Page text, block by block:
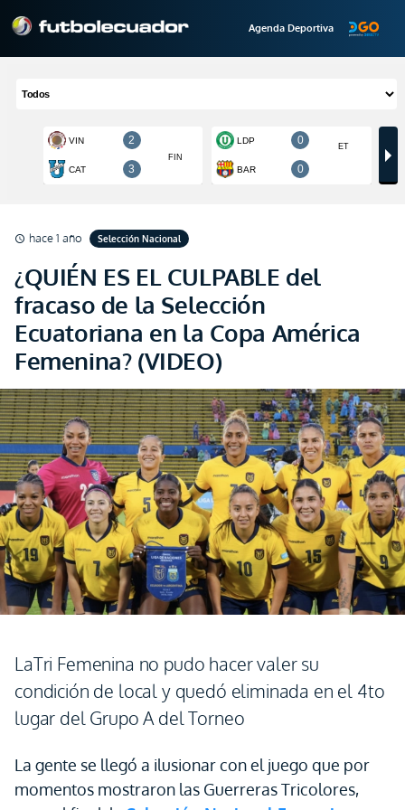
Agenda Deportiva
schedule hace 1 año Selección Nacional
¿QUIÉN ES EL CULPABLE del
fracaso de la Selección
Ecuatoriana en la Copa América
Femenina? (VIDEO)
LaTri Femenina no pudo hacer valer su
condición de local y quedó eliminada en el 4to
lugar del Grupo A del Torneo
La gente se llegó a ilusionar con el juego que por
momentos mostraron las Guerreras Tricolores,